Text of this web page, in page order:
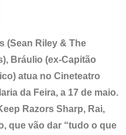
(Sean Riley & The
Bráulio (ex-Capitão
atua no Cineteatro
da Feira, a 17 de maio.
Razors Sharp, Rai,
que vão dar “tudo o que